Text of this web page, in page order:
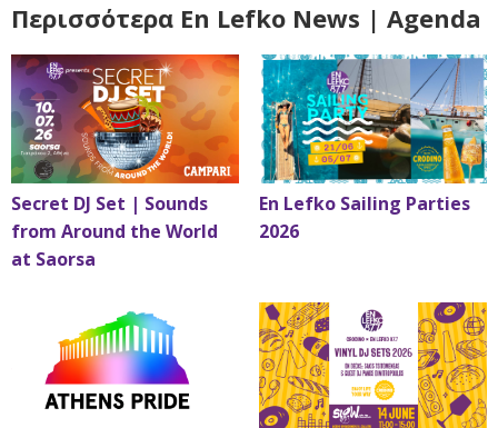
Περισσότερα En Lefko News | Agenda
Secret DJ Set | Sounds
from Around the World
at Saorsa
En Lefko Sailing Parties
2026